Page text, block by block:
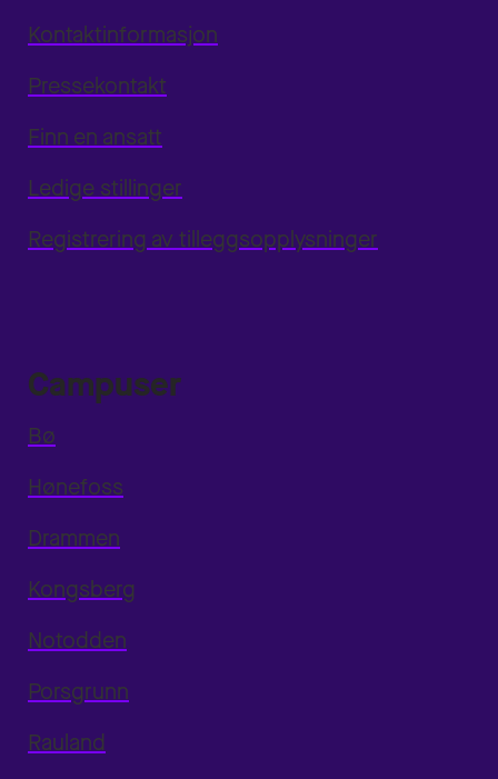
Kontaktinformasjon
Pressekontakt
Finn en ansatt
Ledige stillinger
Registrering av tilleggsopplysninger
Campuser
Bø
Hønefoss
Drammen
Kongsberg
Notodden
Porsgrunn
Rauland